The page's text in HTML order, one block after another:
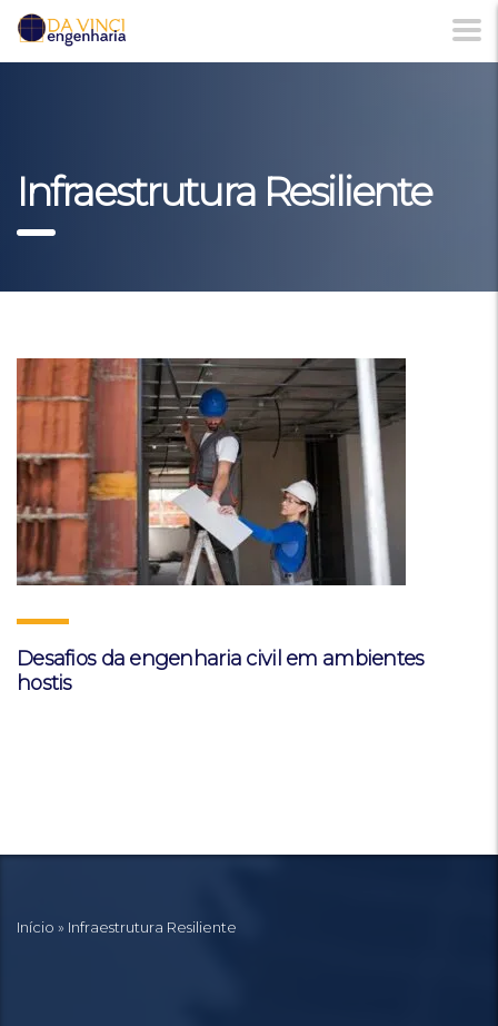
Infraestrutura Resiliente
Desafios da engenharia civil em ambientes
hostis
Início » Infraestrutura Resiliente